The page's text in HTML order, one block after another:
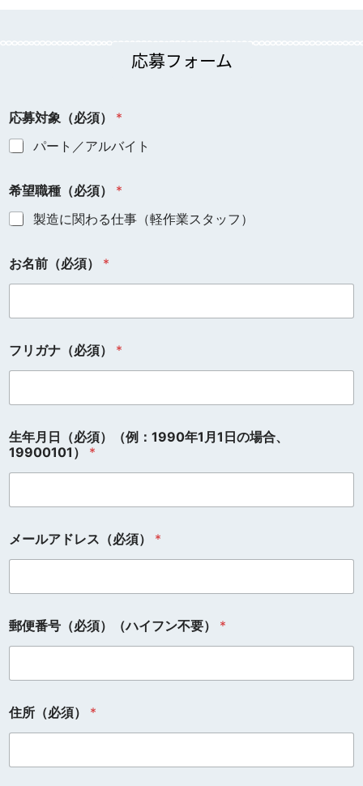
応募フォーム
応募対象（必須） *
パート／アルバイト
希望職種（必須） *
製造に関わる仕事（軽作業スタッフ）
お名前（必須） *
フリガナ（必須） *
生年月日（必須）（例：1990年1月1日の場合、
19900101） *
メールアドレス（必須） *
郵便番号（必須）（ハイフン不要） *
住所（必須） *